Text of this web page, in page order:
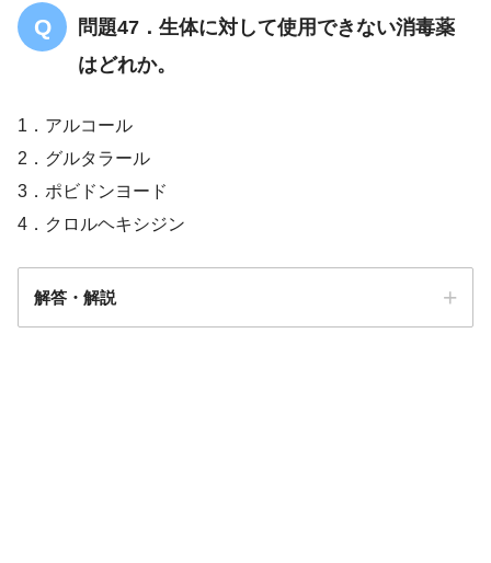
問題47．生体に対して使用できない消毒薬
はどれか。
1．アルコール
2．グルタラール
3．ポビドンヨード
4．クロルヘキシジン
解答・解説